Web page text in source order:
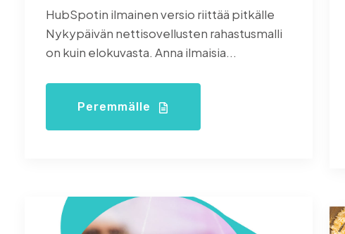
HubSpotin ilmainen versio riittää pitkälle
Nykypäivän nettisovellusten rahastusmalli
on kuin elokuvasta. Anna ilmaisia...
Peremmälle